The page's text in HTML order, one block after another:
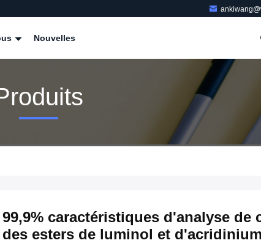
Nouvelles
99,9% caractéristiques d'analyse de
des esters de luminol et d'acridinium